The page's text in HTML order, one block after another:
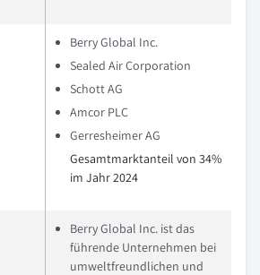
Berry Global Inc.
Sealed Air Corporation
Schott AG
Amcor PLC
Gerresheimer AG
Gesamtmarktanteil von 34%
im Jahr 2024
Berry Global Inc. ist das
führende Unternehmen bei
umweltfreundlichen und